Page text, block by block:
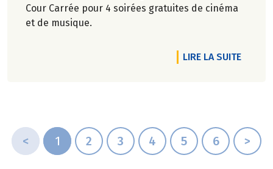
Cour Carrée pour 4 soirées gratuites de cinéma
et de musique.
LIRE LA SUITEDE
< 1 2 3 4 5 6 >